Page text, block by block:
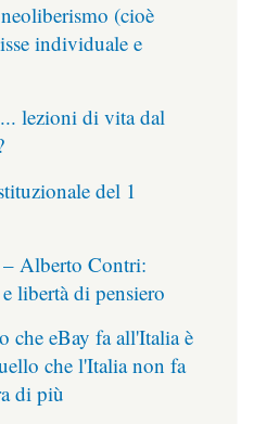
(cioè
individuale e
lezioni di vita dal
del 1
Alberto Contri:
libertà di pensiero
che eBay fa all'Italia è
che l'Italia non fa
di più